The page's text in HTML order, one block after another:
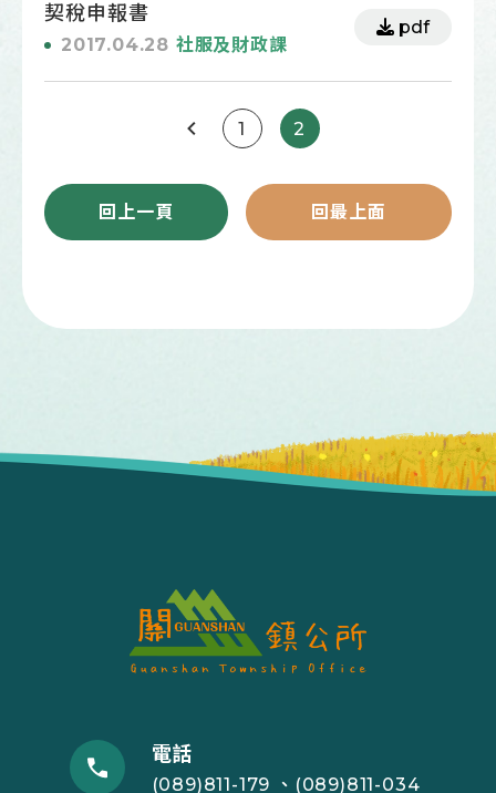
契稅申報書
2017.04.28 社服及財政課
pdf
1 2
回上一頁 回最上面
電話
(089)811-179 、(089)811-034